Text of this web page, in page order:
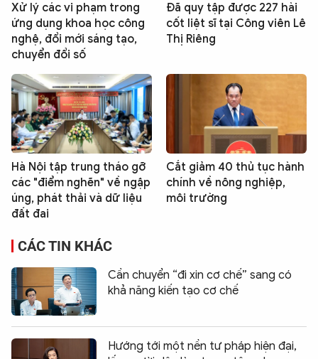
Xử lý các vi phạm trong
ứng dụng khoa học công
nghệ, đổi mới sáng tạo,
chuyển đổi số
Đã quy tập được 227 hài
cốt liệt sĩ tại Công viên Lê
Thị Riêng
Hà Nội tập trung tháo gỡ
các "điểm nghẽn" về ngập
úng, phát thải và dữ liệu
đất đai
Cắt giảm 40 thủ tục hành
chính về nông nghiệp,
môi trường
CÁC TIN KHÁC
Cần chuyển “đi xin cơ chế” sang có
khả năng kiến tạo cơ chế
Hướng tới một nền tư pháp hiện đại,